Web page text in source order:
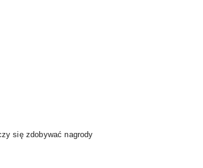
się zdobywać nagrody